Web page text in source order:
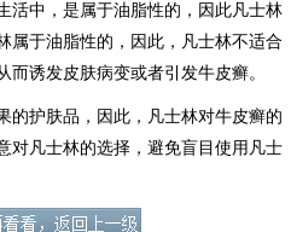
活中，是属于油脂性的，因此凡士林
属于油脂性的，因此，凡士林不适合
诱发皮肤病变或者引发牛皮癣。
的护肤品，因此，凡士林对牛皮癣的
对凡士林的选择，避免盲目使用凡士